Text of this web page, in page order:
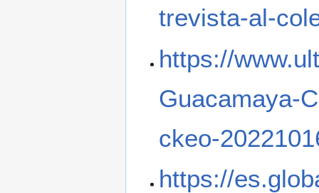
trevista-al-
https://
Guacamaya-
ckeo-
https://